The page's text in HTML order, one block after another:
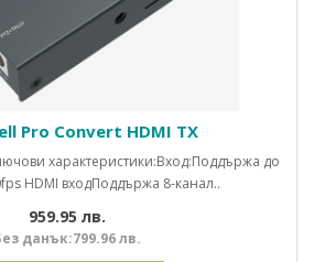
Pro Convert HDMI TX
характеристики:Вход:Поддържа до
HDMI входПоддържа 8-канал..
959.95 лв.
данък:799.96 лв.